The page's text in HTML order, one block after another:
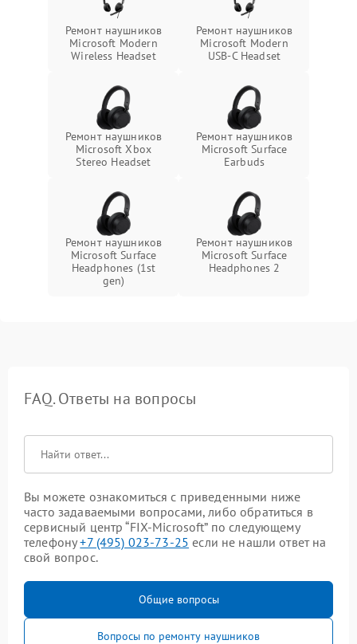
Ремонт наушников
Microsoft Modern
Wireless Headset
Ремонт наушников
Microsoft Modern
USB-C Headset
Ремонт наушников
Microsoft Xbox
Stereo Headset
Ремонт наушников
Microsoft Surface
Earbuds
Ремонт наушников
Microsoft Surface
Headphones (1st
gen)
Ремонт наушников
Microsoft Surface
Headphones 2
FAQ. Ответы на вопросы
Вы можете ознакомиться с приведенными ниже
часто задаваемыми вопросами, либо обратиться в
сервисный центр “FIX-Microsoft” по следующему
телефону+7 (495) 023-73-25 если не нашли ответ на
свой вопрос.
Общие вопросы
Вопросы по ремонту наушников